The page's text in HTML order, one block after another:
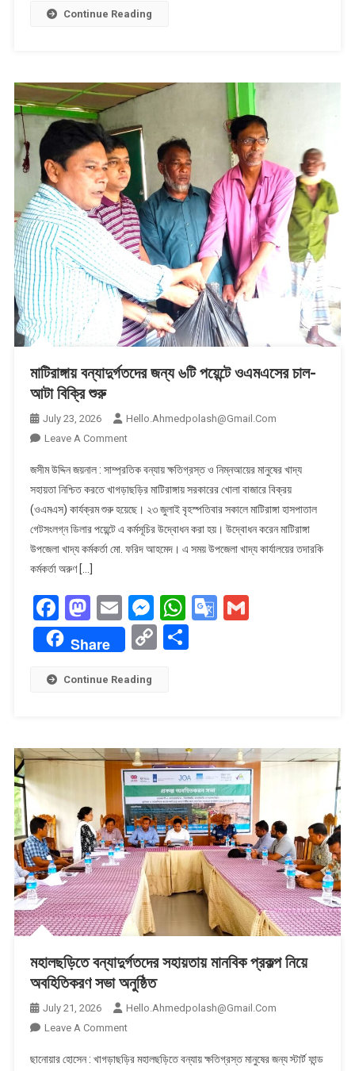
Continue Reading
মাটিরাঙ্গায় বন্যাদুর্গতদের জন্য ৬টি পয়েন্টে ওএমএসের চাল-
আটা বিক্রি শুরু
July 23, 2026
Hello.ahmedpolash@gmail.com
Leave A CommentOn
বন্যাদুর্গতদের
জন্য
৬টি
পয়েন্টে
ওএমএসের
বিক্রি
শুরু
জসীম উদ্দিন জয়নাল : সাম্প্রতিক বন্যায় ক্ষতিগ্রস্ত ও নিম্নআয়ের মানুষের খাদ্য
সহায়তা নিশ্চিত করতে খাগড়াছড়ির মাটিরাঙ্গায় সরকারের খোলা বাজারে বিক্রয়
(ওএমএস) কার্যক্রম শুরু হয়েছে। ২৩ জুলাই বৃহস্পতিবার সকালে মাটিরাঙ্গা হাসপাতাল
গেটসংলগ্ন ডিলার পয়েন্টে এ কর্মসূচির উদ্বোধন করা হয়। উদ্বোধন করেন মাটিরাঙ্গা
উপজেলা খাদ্য কর্মকর্তা মো. ফরিদ আহমেদ। এ সময় উপজেলা খাদ্য কার্যালয়ের তদারকি
কর্মকর্তা অরুণ […]
Facebook
Mastodon
EmailMessenger
WhatsApp
Google
Gmail
Share
CopyShare
Continue Reading
মহালছড়িতে বন্যাদুর্গতদের সহায়তায় মানবিক প্রকল্প নিয়ে
অবহিতিকরণ সভা অনুষ্ঠিত
July 21, 2026
Hello.ahmedpolash@gmail.com
Leave A CommentOn
বন্যাদুর্গতদের
ছানোয়ার হোসেন : খাগড়াছড়ির মহালছড়িতে বন্যায় ক্ষতিগ্রস্ত মানুষের জন্য স্টার্ট ফান্ড